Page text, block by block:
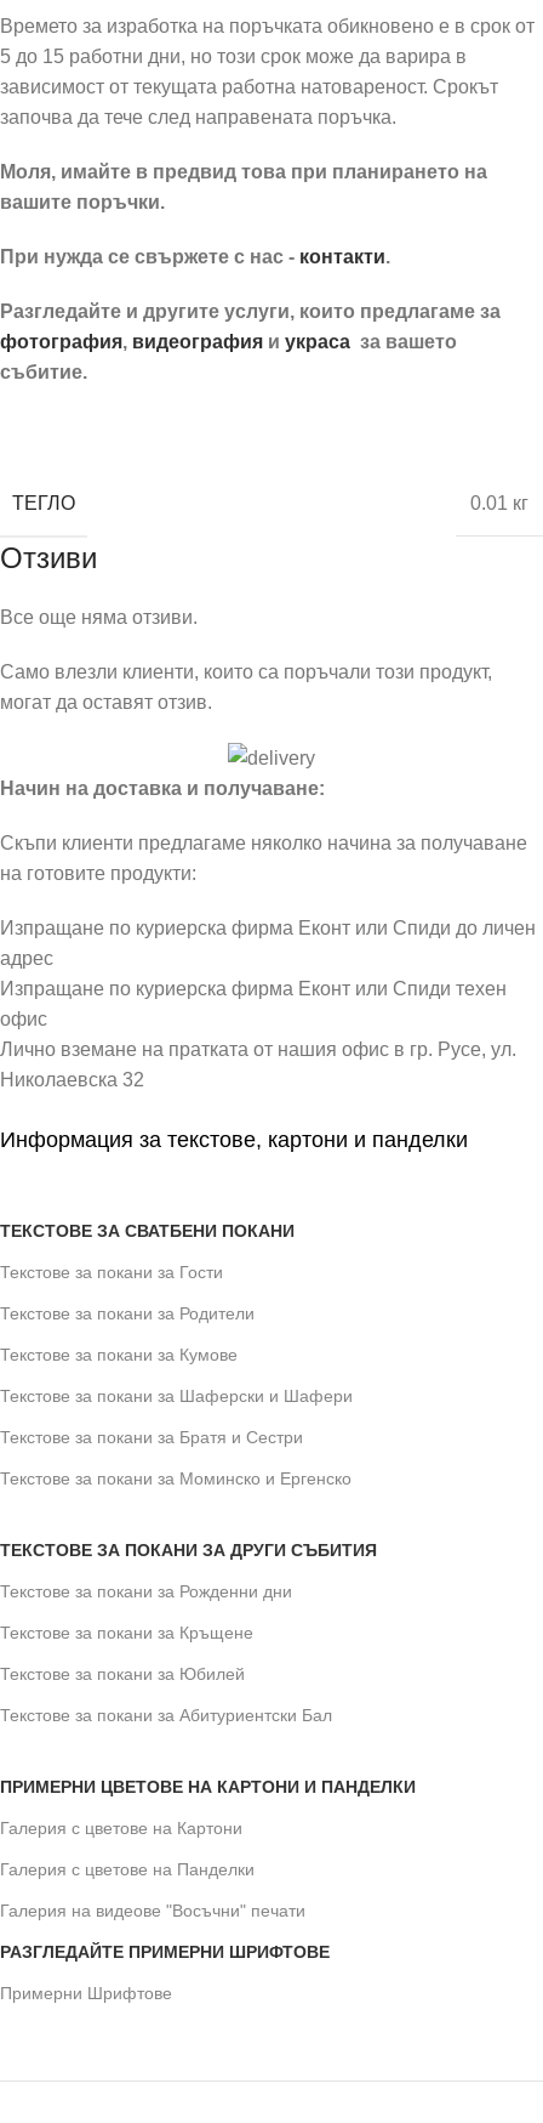
Времето за изработка на поръчката обикновено е в срок от
5 до 15 работни дни, но този срок може да варира в
зависимост от текущата работна натовареност. Срокът
започва да тече след направената поръчка.
Моля, имайте в предвид това при планирането на
вашите поръчки.
При нужда се свържете с нас - контакти.
Разгледайте и другите услуги, които предлагаме за
фотография, видеография и украса за вашето
събитие.
ТЕГЛО 0.01 кг
Отзиви
Все още няма отзиви.
Само влезли клиенти, които са поръчали този продукт,
могат да оставят отзив.
Начин на доставка и получаване:
Скъпи клиенти предлагаме няколко начина за получаване
на готовите продукти:
Изпращане по куриерска фирма Еконт или Спиди до личен
адрес
Изпращане по куриерска фирма Еконт или Спиди техен
офис
Лично вземане на пратката от нашия офис в гр. Русе, ул.
Николаевска 32
Информация за текстове, картони и панделки
ТЕКСТОВЕ ЗА СВАТБЕНИ ПОКАНИ
Текстове за покани за Гости
Текстове за покани за Родители
Текстове за покани за Кумове
Текстове за покани за Шаферски и Шафери
Текстове за покани за Братя и Сестри
Текстове за покани за Моминско и Ергенско
ТЕКСТОВЕ ЗА ПОКАНИ ЗА ДРУГИ СЪБИТИЯ
Текстове за покани за Рожденни дни
Текстове за покани за Кръщене
Текстове за покани за Юбилей
Текстове за покани за Абитуриентски Бал
ПРИМЕРНИ ЦВЕТОВЕ НА КАРТОНИ И ПАНДЕЛКИ
Галерия с цветове на Картони
Галерия с цветове на Панделки
Галерия на видеове "Восъчни" печати
РАЗГЛЕДАЙТЕ ПРИМЕРНИ ШРИФТОВЕ
Примерни Шрифтове